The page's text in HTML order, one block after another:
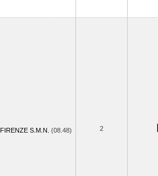
FIRENZE S.M.N. (08.48) 2